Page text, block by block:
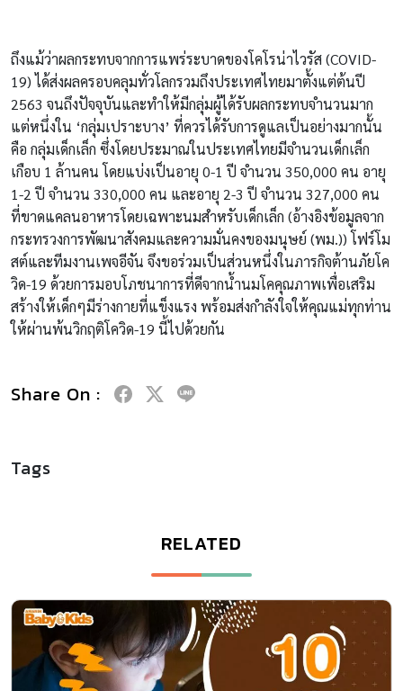
ถึงแม้ว่าผลกระทบจากการแพร่ระบาดของโคโรน่าไวรัส (COVID-
19) ได้ส่งผลครอบคลุมทั่วโลกรวมถึงประเทศไทยมาตั้งแต่ต้นปี
2563 จนถึงปัจจุบันและทำให้มีกลุ่มผู้ได้รับผลกระทบจำนวนมาก
แต่หนึ่งใน ‘กลุ่มเปราะบาง’ ที่ควรได้รับการดูแลเป็นอย่างมากนั้น
คือ กลุ่มเด็กเล็ก ซึ่งโดยประมาณในประเทศไทยมีจำนวนเด็กเล็ก
เกือบ 1 ล้านคน โดยแบ่งเป็นอายุ 0-1 ปี จำนวน 350,000 คน อายุ
1-2 ปี จำนวน 330,000 คน และอายุ 2-3 ปี จำนวน 327,000 คน
ที่ขาดแคลนอาหารโดยเฉพาะนมสำหรับเด็กเล็ก (อ้างอิงข้อมูลจาก
กระทรวงการพัฒนาสังคมและความมั่นคงของมนุษย์ (พม.)) โฟร์โม
สต์และทีมงานเพจอีจัน จึงขอร่วมเป็นส่วนหนึ่งในภารกิจต้านภัยโค
วิด-19 ด้วยการมอบโภชนาการที่ดีจากน้ำนมโคคุณภาพเพื่อเสริม
สร้างให้เด็กๆมีร่างกายที่แข็งแรง พร้อมส่งกำลังใจให้คุณแม่ทุกท่าน
ให้ผ่านพ้นวิกฤติโควิด-19 นี้ไปด้วยกัน
Share On :
Tags
RELATED